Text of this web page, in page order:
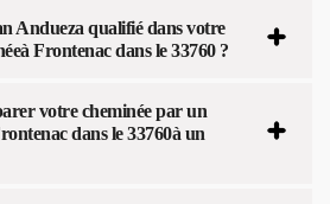
Andueza qualifié dans votre
Frontenac dans le 33760 ?
votre cheminée par un
dans le 33760à un